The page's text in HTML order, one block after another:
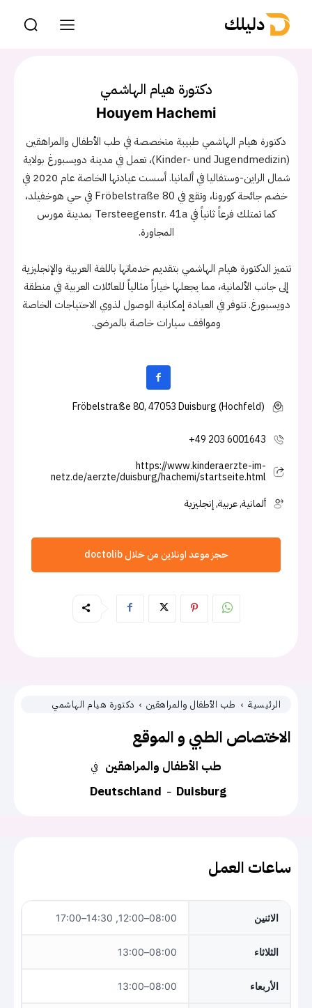
دليلك
الرئيسية طب الأطفال والمراهقين دكتورة هيام الهاشمي
الاختصاص الطبي و الموقع
في طب الأطفال والمراهقين
Deutschland
Duisburg
ساعات العمل
الاثنين 08:00–12:00, 14:30–17:00
الثلاثاء 08:00–13:00
الأربعاء 08:00–13:00
دكتورة هيام الهاشمي
Houyem Hachemi
دكتورة هيام الهاشمي طبيبة متخصصة في طب الأطفال والمراهقين
(Kinder- und Jugendmedizin)، تعمل في مدينة دويسبورغ بولاية
شمال الراين-وستفاليا في ألمانيا. أسست عيادتها الخاصة عام 2020 في
خضم جائحة كورونا، وتقع في Fröbelstraße 80 في حي هوخفيلد،
كما تمتلك فرعاً ثانياً في Tersteegenstr. 41a بمدينة مورس
المجاورة.
تتميز الدكتورة هيام الهاشمي بتقديم خدماتها باللغة العربية والإنجليزية
إلى جانب الألمانية، مما يجعلها خياراً مثالياً للعائلات العربية في منطقة
دويسبورغ. تتوفر في العيادة إمكانية الوصول لذوي الاحتياجات الخاصة
ومواقف سيارات خاصة بالمرضى.
Fröbelstraße 80, 47053 Duisburg (Hochfeld)
+49 203 6001643
https://www.kinderaerzte-im-
netz.de/aerzte/duisburg/hachemi/startseite.html
ألمانية, عربية, إنجليزية
حجز موعد اونلاين من خلال doctolib